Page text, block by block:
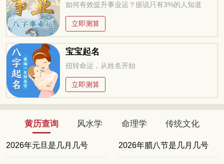
如何有效提升事业运？据说只有3%的人知道
立即测算
宝宝起名
扭转命运，从姓名开始
立即测算
黄历查询 风水学 命理学 传统文化
2026年元旦是几月几号 2026年腊八节是几月几号